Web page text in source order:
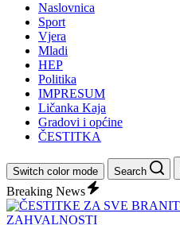
Naslovnica
Sport
Vjera
Mladi
HEP
Politika
IMPRESUM
Ličanka Kaja
Gradovi i općine
ČESTITKA
Switch color mode Search
Breaking News